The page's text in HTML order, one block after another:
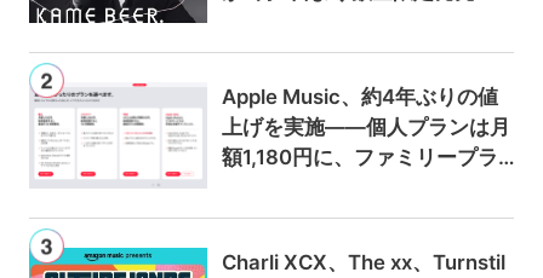
Apple Music、約4年ぶりの値
上げを実施——個人プランは月
額1,180円に、ファミリープラ
Charli XCX、The xx、Turnstil